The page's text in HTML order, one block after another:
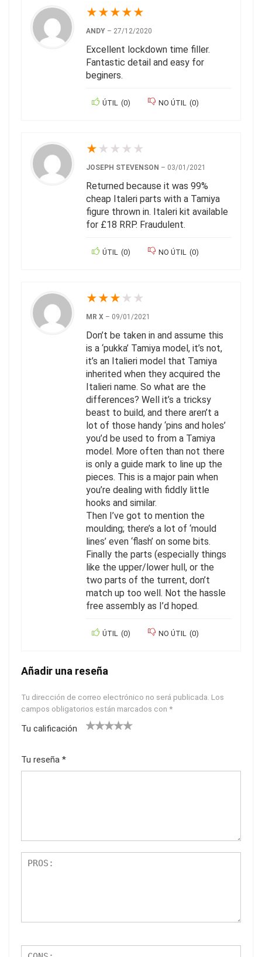
★★★★★
ANDY – 27/12/2020
Excellent lockdown time filler.
Fantastic detail and easy for
beginers.
ÚTIL (0) NO ÚTIL (0)
★ ★ ★ ★ ★
JOSEPH STEVENSON – 03/01/2021
Returned because it was 99%
cheap Italeri parts with a Tamiya
figure thrown in. Italeri kit available
for £18 RRP. Fraudulent.
ÚTIL (0) NO ÚTIL (0)
★★★ ★ ★
MR X – 09/01/2021
Don’t be taken in and assume this
is a ‘pukka’ Tamiya model, it’s not,
it’s an Italieri model that Tamiya
inherited when they acquired the
Italieri name. So what are the
differences? Well it’s a tricksy
beast to build, and there aren’t a
lot of those handy ‘pins and holes’
you’d be used to from a Tamiya
model. More often than not there
is only a guide mark to line up the
pieces. This is a major pain when
you’re dealing with fiddly little
hooks and similar.
Then I’ve got to mention the
moulding; there’s a lot of ‘mould
lines’ even ‘flash’ on some bits.
Finally the parts (especially things
like the upper/lower hull, or the
two parts of the turrent, don’t
match up too well. Not the hassle
free assembly as I’d hoped.
ÚTIL (0) NO ÚTIL (0)
Añadir una reseña
Tu dirección de correo electrónico no será publicada. Los
campos obligatorios están marcados con *
Tu calificación
Tu reseña *